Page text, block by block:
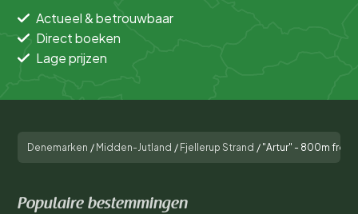
Actueel & betrouwbaar
Direct boeken
Lage prijzen
Denemarken / Midden-Jutland / Fjellerup Strand / "Artur" - 800m from
Populaire bestemmingen